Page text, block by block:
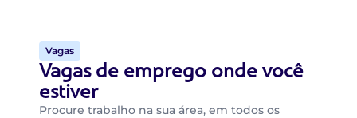
Vagas
Vagas de emprego onde você
estiver
Procure trabalho na sua área, em todos os